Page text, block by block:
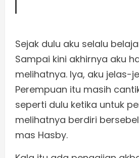
Sejak dulu aku selalu
Sampai kini akhirnya aku
melihatnya. Iya, aku jelas-
Perempuan itu masih
seperti dulu ketika untuk
melihatnya berdiri
mas Hasby.